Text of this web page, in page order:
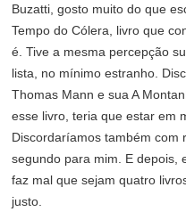
Buzatti, gosto muito do que
Tempo do Cólera, livro que
é. Tive a mesma percepção
lista, no mínimo estranho.
Thomas Mann e sua A
esse livro, teria que estar em
Discordaríamos também com
segundo para mim. E depois,
faz mal que sejam quatro
justo.